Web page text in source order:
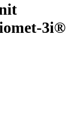
3i®